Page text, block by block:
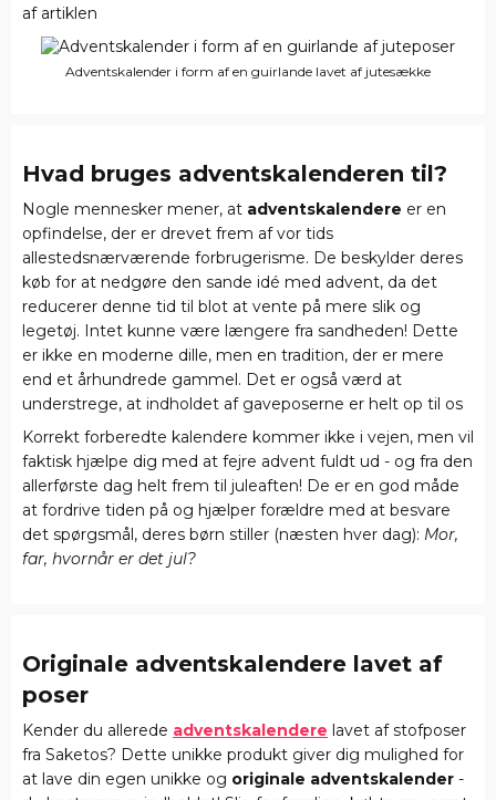
af artiklen
Adventskalender i form af en guirlande lavet af jutesække
Hvad bruges adventskalenderen til?
Nogle mennesker mener, at adventskalendere er en
opfindelse, der er drevet frem af vor tids
allestedsnærværende forbrugerisme. De beskylder deres
køb for at nedgøre den sande idé med advent, da det
reducerer denne tid til blot at vente på mere slik og
legetøj. Intet kunne være længere fra sandheden! Dette
er ikke en moderne dille, men en tradition, der er mere
end et århundrede gammel. Det er også værd at
understrege, at indholdet af gaveposerne er helt op til os
Korrekt forberedte kalendere kommer ikke i vejen, men vil
faktisk hjælpe dig med at fejre advent fuldt ud - og fra den
allerførste dag helt frem til juleaften! De er en god måde
at fordrive tiden på og hjælper forældre med at besvare
det spørgsmål, deres børn stiller (næsten hver dag): Mor,
far, hvornår er det jul?
Originale adventskalendere lavet af
poser
Kender du allerede adventskalendere lavet af stofposer
fra Saketos? Dette unikke produkt giver dig mulighed for
at lave din egen unikke og originale adventskalender -